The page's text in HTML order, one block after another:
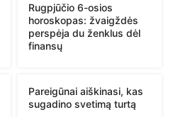
Rugpjūčio 6-osios
horoskopas: žvaigždės
perspėja du ženklus dėl
finansų
Pareigūnai aiškinasi, kas
sugadino svetimą turtą